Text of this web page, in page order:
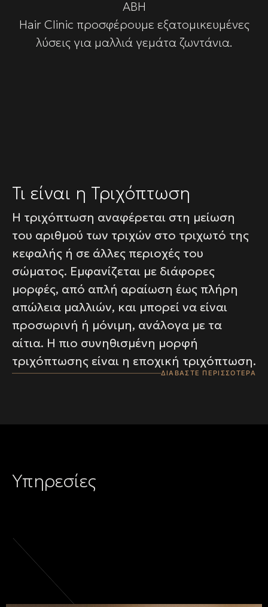
ABH
Hair Clinic προσφέρουμε εξατομικευμένες
λύσεις για μαλλιά γεμάτα ζωντάνια.
Τι είναι η Τριχόπτωση
Η τριχόπτωση αναφέρεται στη μείωση
του αριθμού των τριχών στο τριχωτό της
κεφαλής ή σε άλλες περιοχές του
σώματος. Εμφανίζεται με διάφορες
μορφές, από απλή αραίωση έως πλήρη
απώλεια μαλλιών, και μπορεί να είναι
προσωρινή ή μόνιμη, ανάλογα με τα
αίτια. Η πιο συνηθισμένη μορφή
τριχόπτωσης είναι η εποχική τριχόπτωση.
ΔΙΑΒΑΣΤΕ ΠΕΡΙΣΣΟΤΕΡΑ
Υπηρεσίες